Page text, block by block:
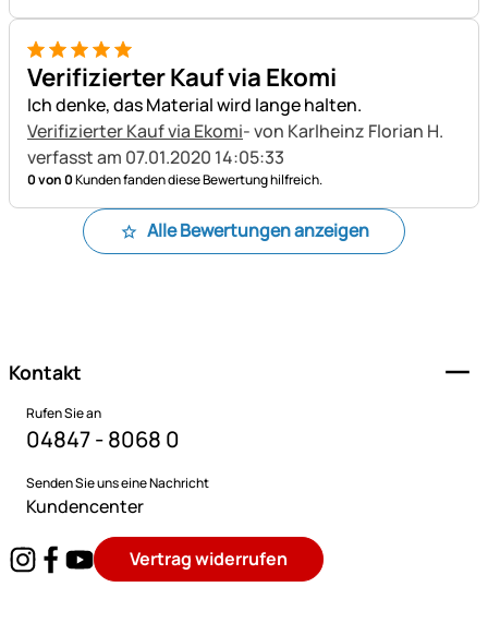
5 von 5
Verifizierter Kauf via Ekomi
Ich denke, das Material wird lange halten.
Verifizierter Kauf via Ekomi- von Karlheinz Florian H.
verfasst am 07.01.2020 14:05:33
0 von 0Kunden fanden diese Bewertung hilfreich.
Alle Bewertungen anzeigen
Kontakt
Rufen Sie an
04847 - 8068 0
Senden Sie uns eine Nachricht
Kundencenter
Vertrag widerrufen